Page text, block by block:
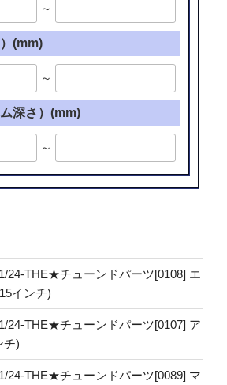
～
(mm)
～
深さ）(mm)
～
24-THE★チューンドパーツ[0108] エ
インチ)
24-THE★チューンドパーツ[0107] ア
チ)
24-THE★チューンドパーツ[0089] マ